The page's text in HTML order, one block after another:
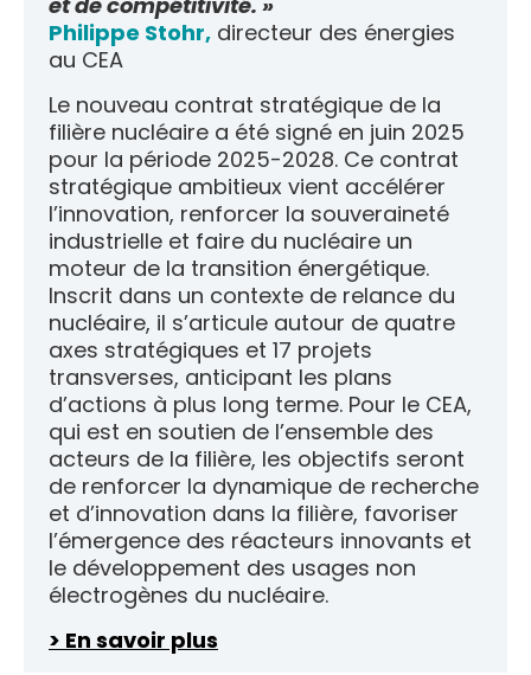
Philippe Stohr, directeur des énergies
au CEA
Le nouveau contrat stratégique de la
filière nucléaire a été signé en juin 2025
pour la période 2025-2028. Ce contrat
stratégique ambitieux vient accélérer
l’innovation, renforcer la souveraineté
industrielle et faire du nucléaire un
moteur de la transition énergétique.
Inscrit dans un contexte de relance du
nucléaire, il s’articule autour de quatre
axes stratégiques et 17 projets
transverses, anticipant les plans
d’actions à plus long terme. Pour le CEA,
qui est en soutien de l’ensemble des
acteurs de la filière, les objectifs seront
de renforcer la dynamique de recherche
et d’innovation dans la filière, favoriser
l’émergence des réacteurs innovants et
le développement des usages non
électrogènes du nucléaire.
> En savoir plus